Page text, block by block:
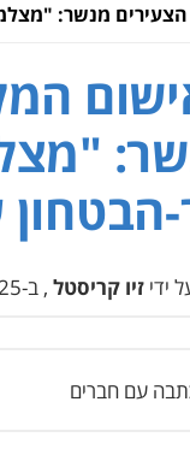
מנשר:
הבטחון
ידי זיו קריסטל , ב-23/05/2025 12:58
עם חברים